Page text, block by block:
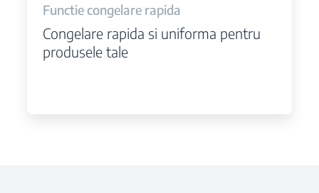
Functie congelare rapida
Congelare rapida si uniforma pentru
produsele tale